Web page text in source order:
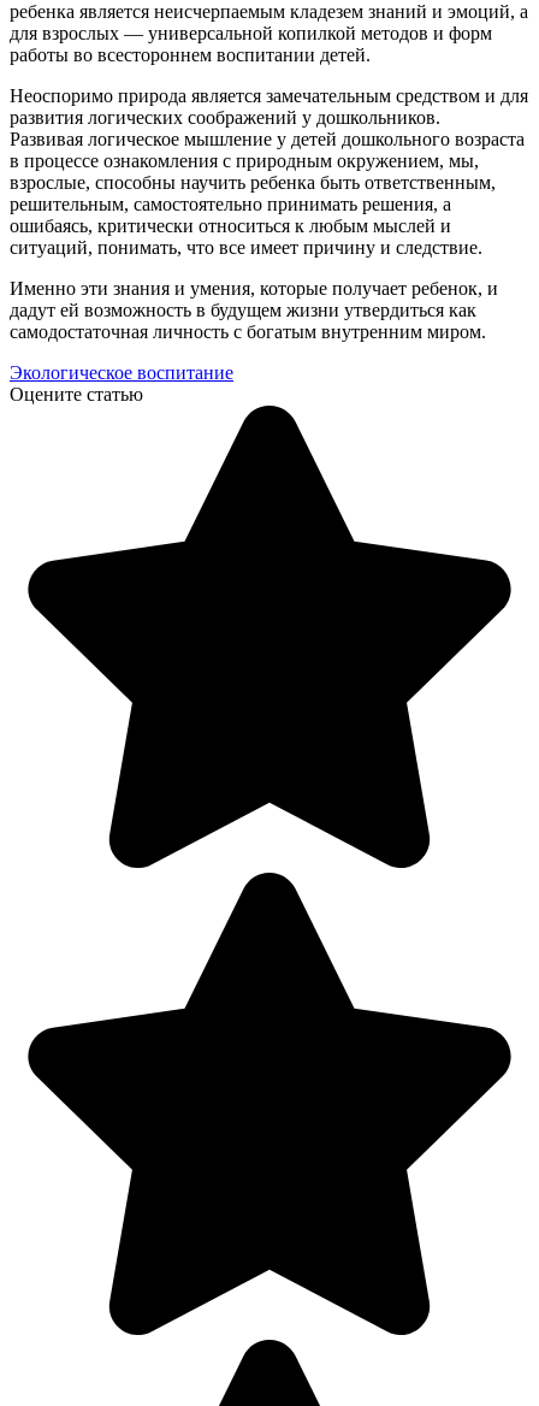
ребенка является неисчерпаемым кладезем знаний и эмоций, а
для взрослых — универсальной копилкой методов и форм
работы во всестороннем воспитании детей.
Неоспоримо природа является замечательным средством и для
развития логических соображений у дошкольников.
Развивая логическое мышление у детей дошкольного возраста
в процессе ознакомления с природным окружением, мы,
взрослые, способны научить ребенка быть ответственным,
решительным, самостоятельно принимать решения, а
ошибаясь, критически относиться к любым мыслей и
ситуаций, понимать, что все имеет причину и следствие.
Именно эти знания и умения, которые получает ребенок, и
дадут ей возможность в будущем жизни утвердиться как
самодостаточная личность с богатым внутренним миром.
Экологическое воспитание
Оцените статью